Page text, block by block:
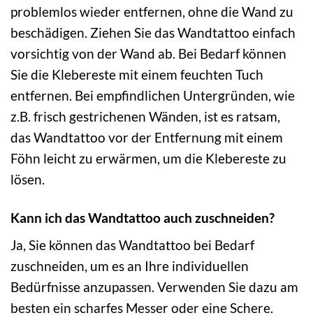
problemlos wieder entfernen, ohne die Wand zu
beschädigen. Ziehen Sie das Wandtattoo einfach
vorsichtig von der Wand ab. Bei Bedarf können
Sie die Klebereste mit einem feuchten Tuch
entfernen. Bei empfindlichen Untergründen, wie
z.B. frisch gestrichenen Wänden, ist es ratsam,
das Wandtattoo vor der Entfernung mit einem
Föhn leicht zu erwärmen, um die Klebereste zu
lösen.
Kann ich das Wandtattoo auch zuschneiden?
Ja, Sie können das Wandtattoo bei Bedarf
zuschneiden, um es an Ihre individuellen
Bedürfnisse anzupassen. Verwenden Sie dazu am
besten ein scharfes Messer oder eine Schere.